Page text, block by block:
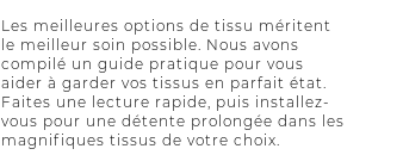
Les meilleures options de tissu méritent
le meilleur soin possible. Nous avons
compilé un guide pratique pour vous
aider à garder vos tissus en parfait état.
Faites une lecture rapide, puis installez-
vous pour une détente prolongée dans les
magnifiques tissus de votre choix.